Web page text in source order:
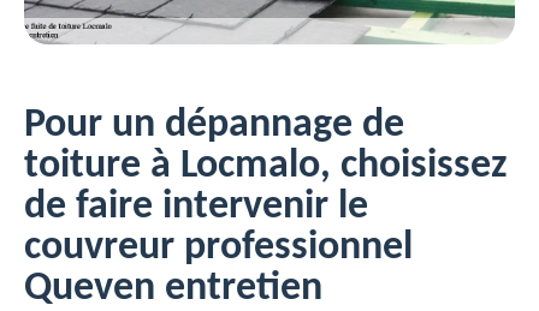
Pour un dépannage de
toiture à Locmalo, choisissez
de faire intervenir le
couvreur professionnel
Queven entretien